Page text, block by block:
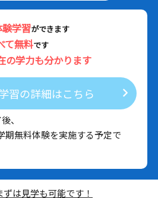
学習ができます
て無料です
の学力も分かります
習の詳細はこちら
、
期無料体験を実施する予定で
は見学も可能です！